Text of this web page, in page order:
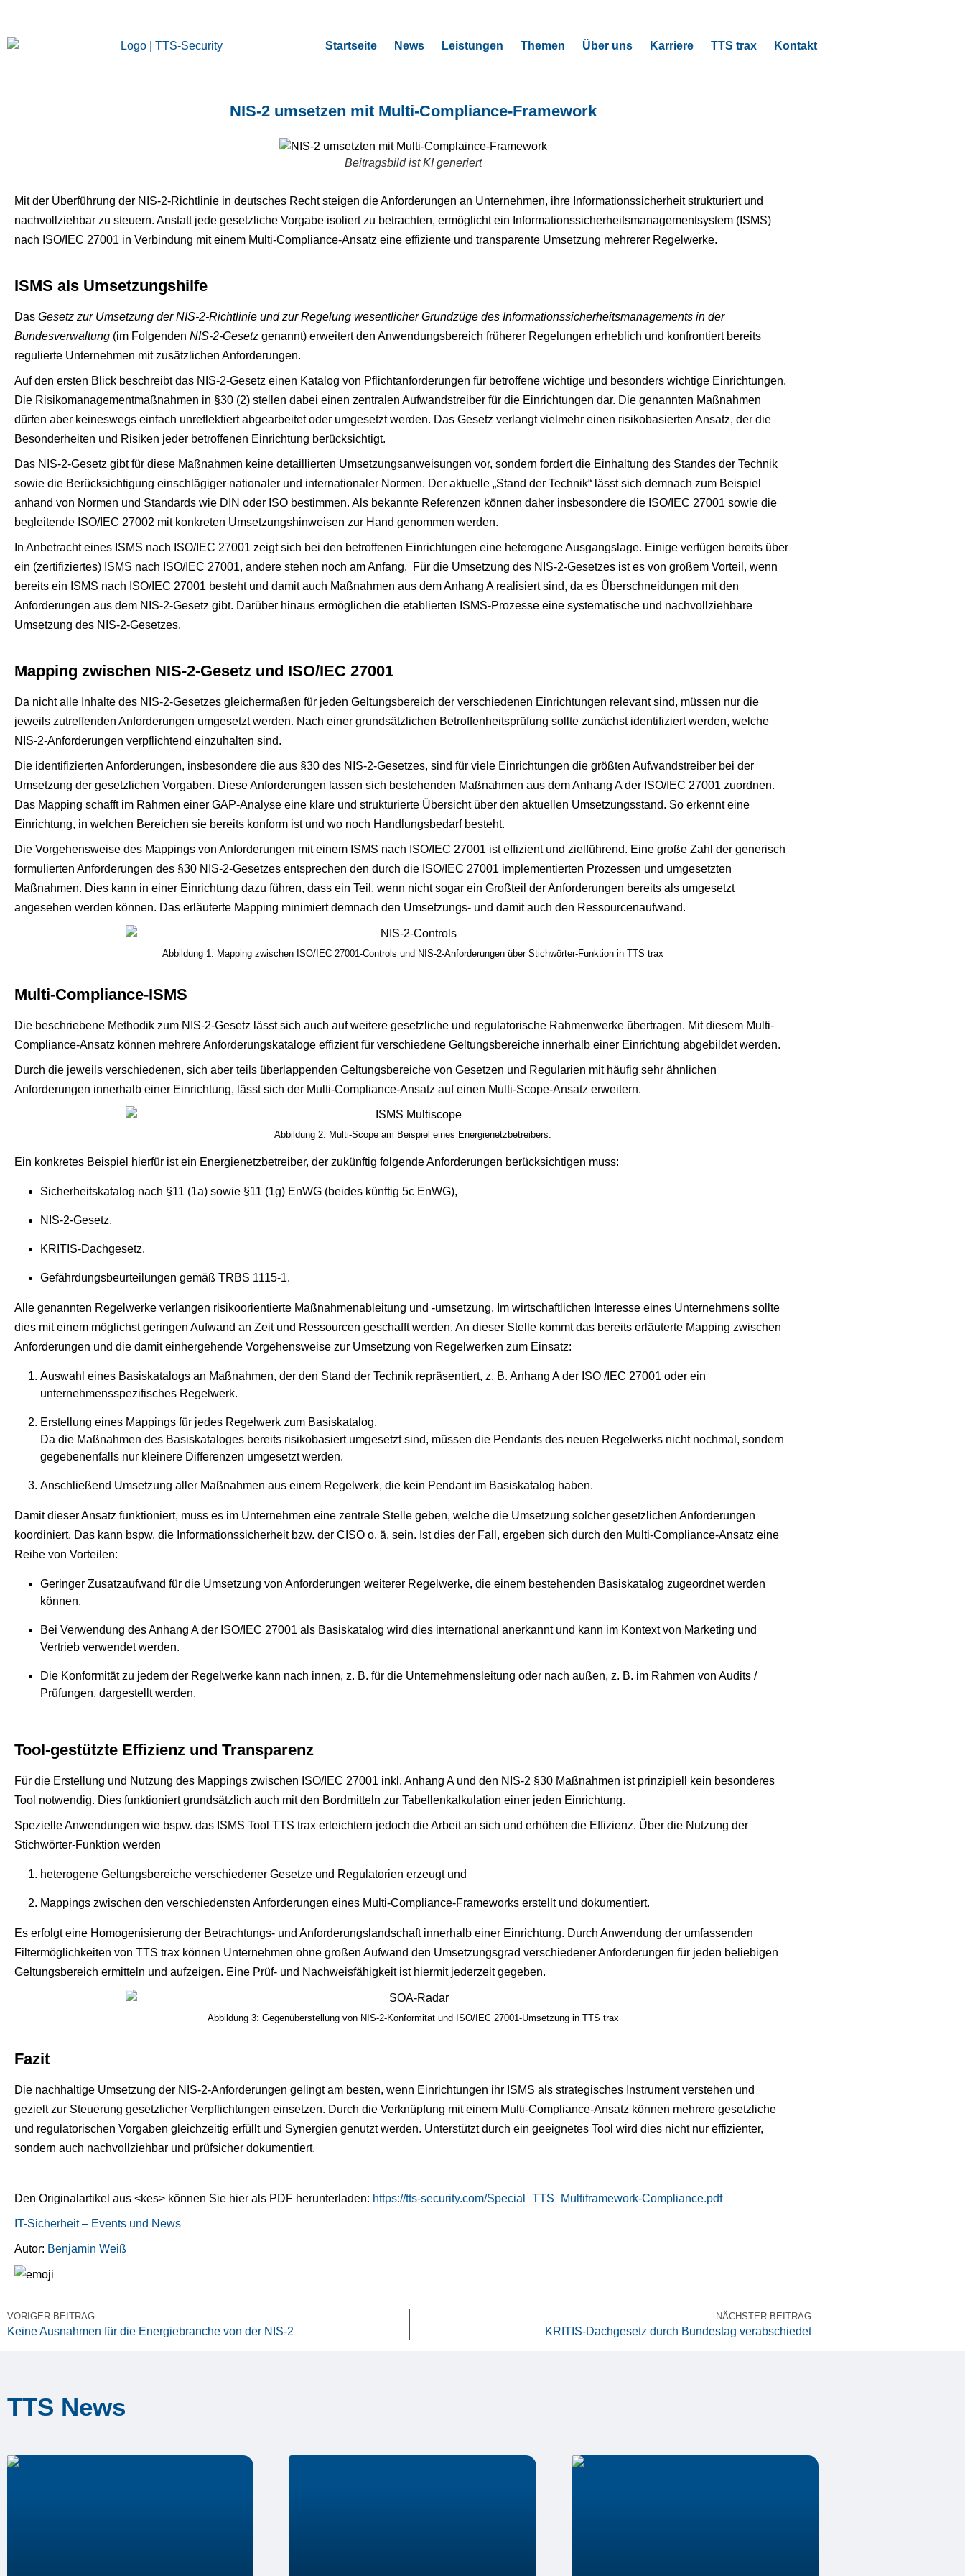
Startseite News Leistungen Themen Über uns Karriere TTS trax Kontakt
NIS-2 umsetzen mit Multi-Compliance-Framework
Beitragsbild ist KI generiert
Mit der Überführung der NIS-2-Richtlinie in deutsches Recht steigen die Anforderungen an Unternehmen, ihre Informationssicherheit strukturiert und
nachvollziehbar zu steuern. Anstatt jede gesetzliche Vorgabe isoliert zu betrachten, ermöglicht ein Informationssicherheitsmanagementsystem (ISMS)
nach ISO/IEC 27001 in Verbindung mit einem Multi-Compliance-Ansatz eine effiziente und transparente Umsetzung mehrerer Regelwerke.
ISMS als Umsetzungshilfe
Das Gesetz zur Umsetzung der NIS-2-Richtlinie und zur Regelung wesentlicher Grundzüge des Informationssicherheitsmanagements in der
Bundesverwaltung (im Folgenden NIS-2-Gesetz genannt) erweitert den Anwendungsbereich früherer Regelungen erheblich und konfrontiert bereits
regulierte Unternehmen mit zusätzlichen Anforderungen.
Auf den ersten Blick beschreibt das NIS-2-Gesetz einen Katalog von Pflichtanforderungen für betroffene wichtige und besonders wichtige Einrichtungen.
Die Risikomanagementmaßnahmen in §30 (2) stellen dabei einen zentralen Aufwandstreiber für die Einrichtungen dar. Die genannten Maßnahmen
dürfen aber keineswegs einfach unreflektiert abgearbeitet oder umgesetzt werden. Das Gesetz verlangt vielmehr einen risikobasierten Ansatz, der die
Besonderheiten und Risiken jeder betroffenen Einrichtung berücksichtigt.
Das NIS-2-Gesetz gibt für diese Maßnahmen keine detaillierten Umsetzungsanweisungen vor, sondern fordert die Einhaltung des Standes der Technik
sowie die Berücksichtigung einschlägiger nationaler und internationaler Normen. Der aktuelle „Stand der Technik“ lässt sich demnach zum Beispiel
anhand von Normen und Standards wie DIN oder ISO bestimmen. Als bekannte Referenzen können daher insbesondere die ISO/IEC 27001 sowie die
begleitende ISO/IEC 27002 mit konkreten Umsetzungshinweisen zur Hand genommen werden.
In Anbetracht eines ISMS nach ISO/IEC 27001 zeigt sich bei den betroffenen Einrichtungen eine heterogene Ausgangslage. Einige verfügen bereits über
ein (zertifiziertes) ISMS nach ISO/IEC 27001, andere stehen noch am Anfang. Für die Umsetzung des NIS-2-Gesetzes ist es von großem Vorteil, wenn
bereits ein ISMS nach ISO/IEC 27001 besteht und damit auch Maßnahmen aus dem Anhang A realisiert sind, da es Überschneidungen mit den
Anforderungen aus dem NIS-2-Gesetz gibt. Darüber hinaus ermöglichen die etablierten ISMS-Prozesse eine systematische und nachvollziehbare
Umsetzung des NIS-2-Gesetzes.
Mapping zwischen NIS-2-Gesetz und ISO/IEC 27001
Da nicht alle Inhalte des NIS-2-Gesetzes gleichermaßen für jeden Geltungsbereich der verschiedenen Einrichtungen relevant sind, müssen nur die
jeweils zutreffenden Anforderungen umgesetzt werden. Nach einer grundsätzlichen Betroffenheitsprüfung sollte zunächst identifiziert werden, welche
NIS-2-Anforderungen verpflichtend einzuhalten sind.
Die identifizierten Anforderungen, insbesondere die aus §30 des NIS-2-Gesetzes, sind für viele Einrichtungen die größten Aufwandstreiber bei der
Umsetzung der gesetzlichen Vorgaben. Diese Anforderungen lassen sich bestehenden Maßnahmen aus dem Anhang A der ISO/IEC 27001 zuordnen.
Das Mapping schafft im Rahmen einer GAP-Analyse eine klare und strukturierte Übersicht über den aktuellen Umsetzungsstand. So erkennt eine
Einrichtung, in welchen Bereichen sie bereits konform ist und wo noch Handlungsbedarf besteht.
Die Vorgehensweise des Mappings von Anforderungen mit einem ISMS nach ISO/IEC 27001 ist effizient und zielführend. Eine große Zahl der generisch
formulierten Anforderungen des §30 NIS-2-Gesetzes entsprechen den durch die ISO/IEC 27001 implementierten Prozessen und umgesetzten
Maßnahmen. Dies kann in einer Einrichtung dazu führen, dass ein Teil, wenn nicht sogar ein Großteil der Anforderungen bereits als umgesetzt
angesehen werden können. Das erläuterte Mapping minimiert demnach den Umsetzungs- und damit auch den Ressourcenaufwand.
Abbildung 1: Mapping zwischen ISO/IEC 27001-Controls und NIS-2-Anforderungen über Stichwörter-Funktion in TTS trax
Multi-Compliance-ISMS
Die beschriebene Methodik zum NIS-2-Gesetz lässt sich auch auf weitere gesetzliche und regulatorische Rahmenwerke übertragen. Mit diesem Multi-
Compliance-Ansatz können mehrere Anforderungskataloge effizient für verschiedene Geltungsbereiche innerhalb einer Einrichtung abgebildet werden.
Durch die jeweils verschiedenen, sich aber teils überlappenden Geltungsbereiche von Gesetzen und Regularien mit häufig sehr ähnlichen
Anforderungen innerhalb einer Einrichtung, lässt sich der Multi-Compliance-Ansatz auf einen Multi-Scope-Ansatz erweitern.
Abbildung 2: Multi-Scope am Beispiel eines Energienetzbetreibers.
Ein konkretes Beispiel hierfür ist ein Energienetzbetreiber, der zukünftig folgende Anforderungen berücksichtigen muss:
Sicherheitskatalog nach §11 (1a) sowie §11 (1g) EnWG (beides künftig 5c EnWG),
NIS-2-Gesetz,
KRITIS-Dachgesetz,
Gefährdungsbeurteilungen gemäß TRBS 1115-1.
Alle genannten Regelwerke verlangen risikoorientierte Maßnahmenableitung und -umsetzung. Im wirtschaftlichen Interesse eines Unternehmens sollte
dies mit einem möglichst geringen Aufwand an Zeit und Ressourcen geschafft werden. An dieser Stelle kommt das bereits erläuterte Mapping zwischen
Anforderungen und die damit einhergehende Vorgehensweise zur Umsetzung von Regelwerken zum Einsatz:
Auswahl eines Basiskatalogs an Maßnahmen, der den Stand der Technik repräsentiert, z. B. Anhang A der ISO /IEC 27001 oder ein
unternehmensspezifisches Regelwerk.
Erstellung eines Mappings für jedes Regelwerk zum Basiskatalog.
Da die Maßnahmen des Basiskataloges bereits risikobasiert umgesetzt sind, müssen die Pendants des neuen Regelwerks nicht nochmal, sondern
gegebenenfalls nur kleinere Differenzen umgesetzt werden.
Anschließend Umsetzung aller Maßnahmen aus einem Regelwerk, die kein Pendant im Basiskatalog haben.
Damit dieser Ansatz funktioniert, muss es im Unternehmen eine zentrale Stelle geben, welche die Umsetzung solcher gesetzlichen Anforderungen
koordiniert. Das kann bspw. die Informationssicherheit bzw. der CISO o. ä. sein. Ist dies der Fall, ergeben sich durch den Multi-Compliance-Ansatz eine
Reihe von Vorteilen:
Geringer Zusatzaufwand für die Umsetzung von Anforderungen weiterer Regelwerke, die einem bestehenden Basiskatalog zugeordnet werden
können.
Bei Verwendung des Anhang A der ISO/IEC 27001 als Basiskatalog wird dies international anerkannt und kann im Kontext von Marketing und
Vertrieb verwendet werden.
Die Konformität zu jedem der Regelwerke kann nach innen, z. B. für die Unternehmensleitung oder nach außen, z. B. im Rahmen von Audits /
Prüfungen, dargestellt werden.
Tool-gestützte Effizienz und Transparenz
Für die Erstellung und Nutzung des Mappings zwischen ISO/IEC 27001 inkl. Anhang A und den NIS-2 §30 Maßnahmen ist prinzipiell kein besonderes
Tool notwendig. Dies funktioniert grundsätzlich auch mit den Bordmitteln zur Tabellenkalkulation einer jeden Einrichtung.
Spezielle Anwendungen wie bspw. das ISMS Tool TTS trax erleichtern jedoch die Arbeit an sich und erhöhen die Effizienz. Über die Nutzung der
Stichwörter-Funktion werden
heterogene Geltungsbereiche verschiedener Gesetze und Regulatorien erzeugt und
Mappings zwischen den verschiedensten Anforderungen eines Multi-Compliance-Frameworks erstellt und dokumentiert.
Es erfolgt eine Homogenisierung der Betrachtungs- und Anforderungslandschaft innerhalb einer Einrichtung. Durch Anwendung der umfassenden
Filtermöglichkeiten von TTS trax können Unternehmen ohne großen Aufwand den Umsetzungsgrad verschiedener Anforderungen für jeden beliebigen
Geltungsbereich ermitteln und aufzeigen. Eine Prüf- und Nachweisfähigkeit ist hiermit jederzeit gegeben.
Abbildung 3: Gegenüberstellung von NIS-2-Konformität und ISO/IEC 27001-Umsetzung in TTS trax
Fazit
Die nachhaltige Umsetzung der NIS-2-Anforderungen gelingt am besten, wenn Einrichtungen ihr ISMS als strategisches Instrument verstehen und
gezielt zur Steuerung gesetzlicher Verpflichtungen einsetzen. Durch die Verknüpfung mit einem Multi-Compliance-Ansatz können mehrere gesetzliche
und regulatorischen Vorgaben gleichzeitig erfüllt und Synergien genutzt werden. Unterstützt durch ein geeignetes Tool wird dies nicht nur effizienter,
sondern auch nachvollziehbar und prüfsicher dokumentiert.
Den Originalartikel aus <kes> können Sie hier als PDF herunterladen: https://tts-security.com/Special_TTS_Multiframework-Compliance.pdf
IT-Sicherheit – Events und News
Autor: Benjamin Weiß
VORIGER BEITRAG
Keine Ausnahmen für die Energiebranche von der NIS-2
NÄCHSTER BEITRAG
KRITIS-Dachgesetz durch Bundestag verabschiedet
TTS News